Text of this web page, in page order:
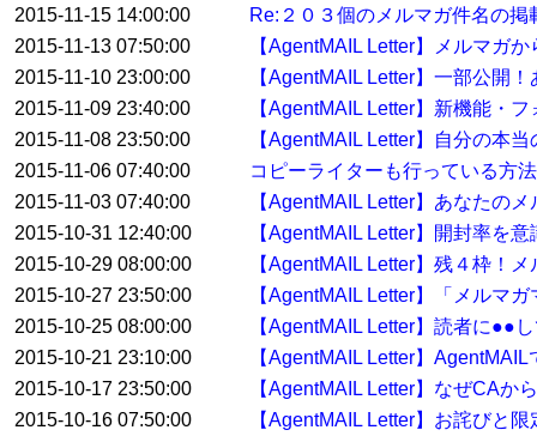
2015-11-15 14:00:00
Re:２０３個のメルマガ件名の
2015-11-13 07:50:00
【AgentMAIL Letter】メルマガ
2015-11-10 23:00:00
【AgentMAIL Letter】一部公開
2015-11-09 23:40:00
【AgentMAIL Letter】新機能・
2015-11-08 23:50:00
【AgentMAIL Letter】自分の本
2015-11-06 07:40:00
コピーライターも行っている方
2015-11-03 07:40:00
【AgentMAIL Letter】あなたの
2015-10-31 12:40:00
【AgentMAIL Letter】開封率を
2015-10-29 08:00:00
【AgentMAIL Letter】残４枠！
2015-10-27 23:50:00
【AgentMAIL Letter】「メルマ
2015-10-25 08:00:00
【AgentMAIL Letter】読者に●●
2015-10-21 23:10:00
【AgentMAIL Letter】
2015-10-17 23:50:00
【AgentMAIL Letter】なぜCAか
2015-10-16 07:50:00
【AgentMAIL Letter】お詫びと